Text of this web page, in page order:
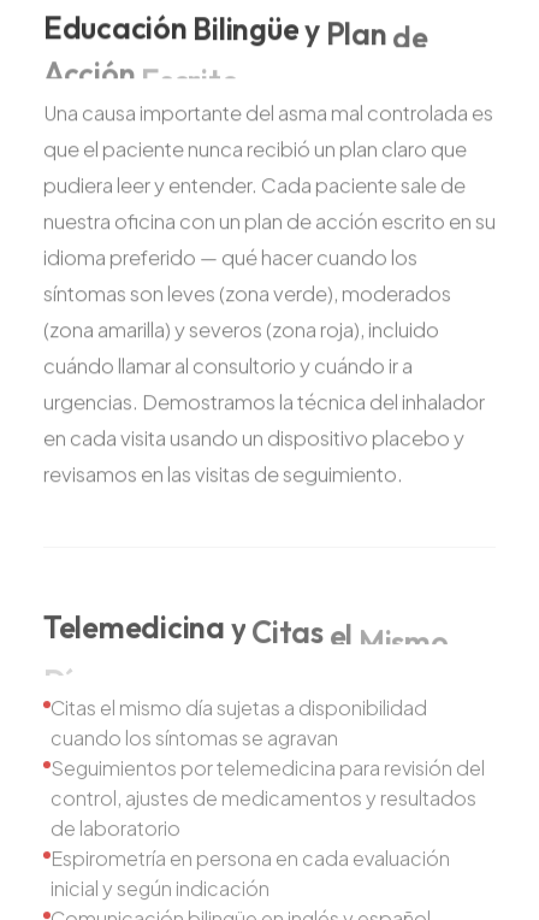
Educación Bilingüey Plan de
AcciónEscrito
Una causa importante del asma mal controlada es
que el paciente nunca recibió un plan claro que
pudiera leer y entender. Cada paciente sale de
nuestra oficina con un plan de acción escrito en su
idioma preferido — qué hacer cuando los
síntomas son leves (zona verde), moderados
(zona amarilla) y severos (zona roja), incluido
cuándo llamar al consultorio y cuándo ir a
urgencias. Demostramos la técnica del inhalador
en cada visita usando un dispositivo placebo y
revisamos en las visitas de seguimiento.
Telemedicina Citas
Día
Citas el mismo día sujetas a disponibilidad
cuando los síntomas se agravan
Seguimientos por telemedicina para revisión del
control, ajustes de medicamentos y resultados
de laboratorio
Espirometría en persona en cada evaluación
inicial y según indicación
Comunicación bilingüe en inglés y español